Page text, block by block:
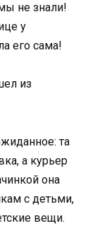
не знали!
у
его сама!
из
та
а курьер
она
с детьми,
вещи.